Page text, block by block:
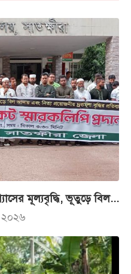
মূল্যবৃদ্ধি, ভূতুড়ে বিল...